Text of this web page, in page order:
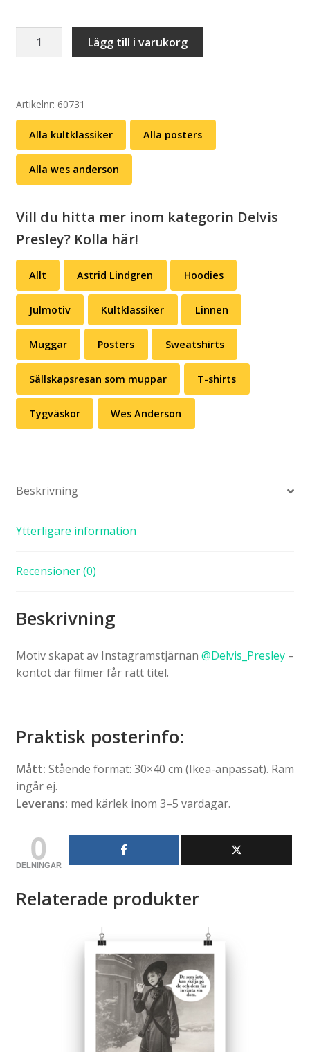
Poster:
Delvis
Sällskapsresan
(30X40)
mängd
Lägg till i varukorg
Artikelnr: 60731
Alla kultklassiker Alla posters
Alla wes anderson
Vill du hitta mer inom kategorin Delvis
Presley? Kolla här!
Allt Astrid Lindgren Hoodies
Julmotiv Kultklassiker Linnen
Muggar Posters Sweatshirts
Sällskapsresan som muppar T-shirts
Tygväskor Wes Anderson
Beskrivning
Ytterligare information
Recensioner (0)
Beskrivning
Motiv skapat av Instagramstjärnan @Delvis_Presley–
kontot där filmer får rätt titel.
Praktisk posterinfo:
Mått: Stående format: 30×40 cm (Ikea-anpassat). Ram
ingår ej.
Leverans: med kärlek inom 3–5 vardagar.
0
DELNINGAR
Relaterade produkter